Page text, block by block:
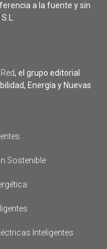
a la fuente y sin
, el grupo editorial
Energía y Nuevas
Sostenible
Inteligentes